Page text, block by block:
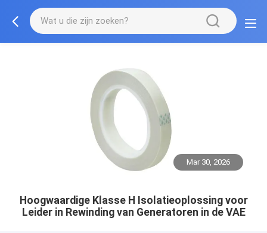
Mar 30, 2026
Hoogwaardige Klasse H Isolatieoplossing voor
Leider in Rewinding van Generatoren in de VAE